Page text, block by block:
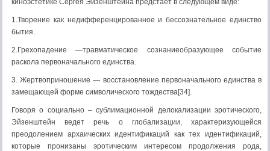
киноэстетике Сергея Эйзенштейна предстает в следующем виде:
1.Творение как недифференцированное и бессознательное единство
бытия.
2.Грехопадение —травматическое сознаниеобразующее событие
раскола первоначального единства.
3. Жертвоприношение — восстановление первоначального единства в
замещающей форме символического тождества[34].
Говоря о социально – сублимационной делокализации эротического,
Эйзенштейн ведет речь о глобализации, характеризующейся
преодолением архаических идентификаций как тех идентификаций,
которые пронизаны эротическим интересом продолжения рода,